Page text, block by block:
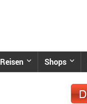
Reisen Shops